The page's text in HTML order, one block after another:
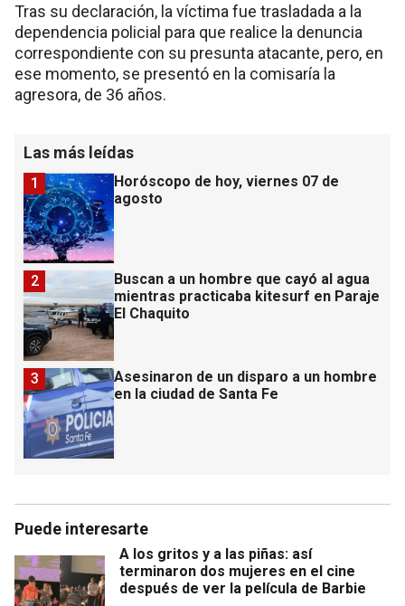
Tras su declaración, la víctima fue trasladada a la
dependencia policial para que realice la denuncia
correspondiente con su presunta atacante, pero, en
ese momento, se presentó en la comisaría la
agresora, de 36 años.
Las más leídas
Horóscopo de hoy, viernes 07 de
agosto
1
Buscan a un hombre que cayó al agua
mientras practicaba kitesurf en Paraje
El Chaquito
2
Asesinaron de un disparo a un hombre
en la ciudad de Santa Fe
3
Puede interesarte
A los gritos y a las piñas: así
terminaron dos mujeres en el cine
después de ver la película de Barbie